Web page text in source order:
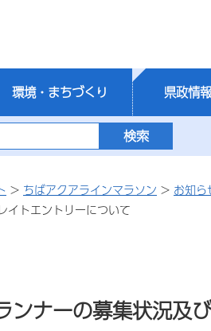
環境・まちづくり 県政情
> ちばアクアラインマラソン > お知
トエントリーについて
ンナーの募集状況及